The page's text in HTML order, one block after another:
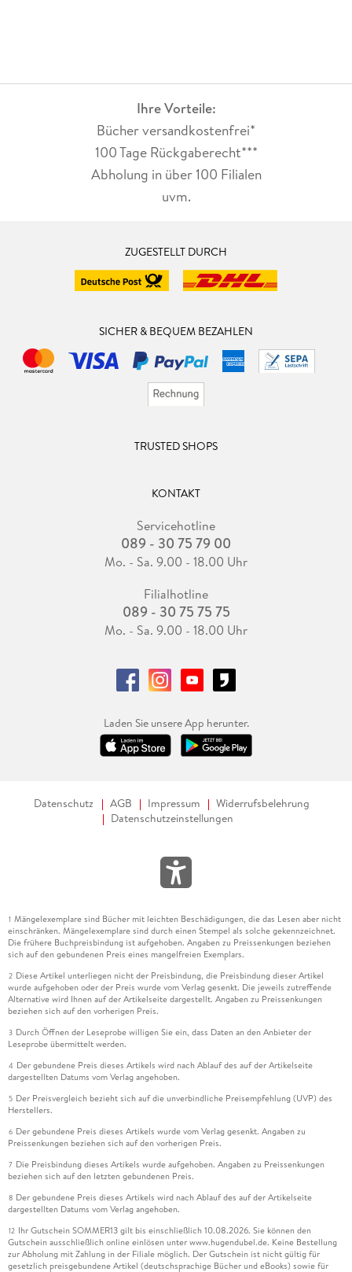
Ihre Vorteile:
Bücher versandkostenfrei*
100 Tage Rückgaberecht***
Abholung in über 100 Filialen
uvm.
ZUGESTELLT DURCH
SICHER & BEQUEM BEZAHLEN
TRUSTED SHOPS
KONTAKT
Servicehotline
089 - 30 75 79 00
Mo. - Sa. 9.00 - 18.00 Uhr
Filialhotline
089 - 30 75 75 75
Mo. - Sa. 9.00 - 18.00 Uhr
Laden Sie unsere App herunter.
Datenschutz AGB Impressum
Widerrufsbelehrung
Datenschutzeinstellungen
1 Mängelexemplare sind Bücher mit leichten Beschädigungen, die das Lesen aber nicht
einschränken. Mängelexemplare sind durch einen Stempel als solche gekennzeichnet.
Die frühere Buchpreisbindung ist aufgehoben. Angaben zu Preissenkungen beziehen
sich auf den gebundenen Preis eines mangelfreien Exemplars.
2 Diese Artikel unterliegen nicht der Preisbindung, die Preisbindung dieser Artikel
wurde aufgehoben oder der Preis wurde vom Verlag gesenkt. Die jeweils zutreffende
Alternative wird Ihnen auf der Artikelseite dargestellt. Angaben zu Preissenkungen
beziehen sich auf den vorherigen Preis.
3 Durch Öffnen der Leseprobe willigen Sie ein, dass Daten an den Anbieter der
Leseprobe übermittelt werden.
4 Der gebundene Preis dieses Artikels wird nach Ablauf des auf der Artikelseite
dargestellten Datums vom Verlag angehoben.
5 Der Preisvergleich bezieht sich auf die unverbindliche Preisempfehlung (UVP) des
Herstellers.
6 Der gebundene Preis dieses Artikels wurde vom Verlag gesenkt. Angaben zu
Preissenkungen beziehen sich auf den vorherigen Preis.
7 Die Preisbindung dieses Artikels wurde aufgehoben. Angaben zu Preissenkungen
beziehen sich auf den letzten gebundenen Preis.
8 Der gebundene Preis dieses Artikels wird nach Ablauf des auf der Artikelseite
dargestellten Datums vom Verlag angehoben.
12 Ihr Gutschein SOMMER13 gilt bis einschließlich 10.08.2026. Sie können den
Gutschein ausschließlich online einlösen unter www.hugendubel.de. Keine Bestellung
zur Abholung mit Zahlung in der Filiale möglich. Der Gutschein ist nicht gültig für
gesetzlich preisgebundene Artikel (deutschsprachige Bücher und eBooks) sowie für